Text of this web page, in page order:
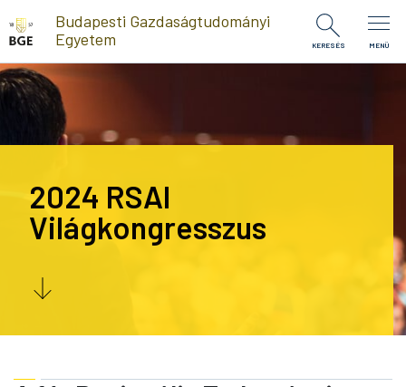
Ugrás a tartalomra
Budapesti Gazdaságtudományi
Egyetem
KERESÉS MENÜ
2024 RSAI
Világkongresszus